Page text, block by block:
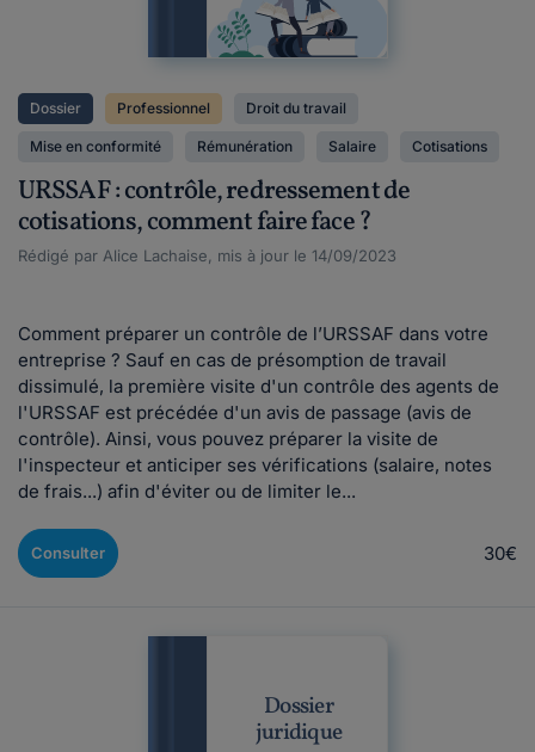
Dossier Professionnel Droit du travail
Mise en conformité Rémunération Salaire Cotisations
URSSAF : contrôle, redressement de
cotisations, comment faire face ?
Rédigé par Alice Lachaise, mis à jour le 14/09/2023
Comment préparer un contrôle de l’URSSAF dans votre
entreprise ? Sauf en cas de présomption de travail
dissimulé, la première visite d'un contrôle des agents de
l'URSSAF est précédée d'un avis de passage (avis de
contrôle). Ainsi, vous pouvez préparer la visite de
l'inspecteur et anticiper ses vérifications (salaire, notes
de frais...) afin d'éviter ou de limiter le...
Consulter 30€
Dossier
juridique